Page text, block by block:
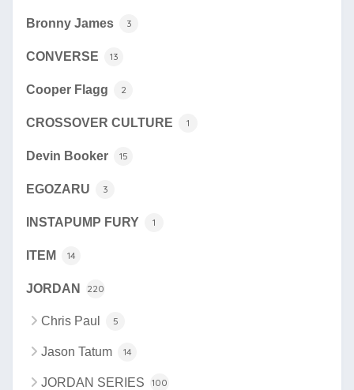
Bronny James 3
CONVERSE 13
Cooper Flagg 2
CROSSOVER CULTURE 1
Devin Booker 15
EGOZARU 3
INSTAPUMP FURY 1
ITEM 14
JORDAN 220
Chris Paul 5
Jason Tatum 14
JORDAN SERIES 100